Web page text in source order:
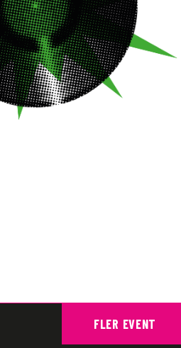
FLER EVENT